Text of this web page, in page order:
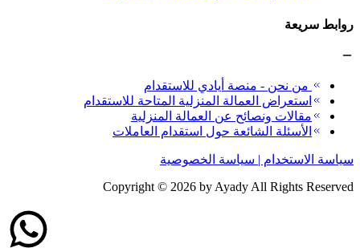
روابط سريعة
من نحن - منصة أيادي للاستقدام
استعراض العمالة المنزلية المتاحة للاستقدام
مقالات ونصائح عن العمالة المنزلية
الأسئلة الشائعة حول استقدام العاملات
سياسة الاستخدام | سياسة الخصوصية
Copyright © 2026 by Ayady All Rights Reserved